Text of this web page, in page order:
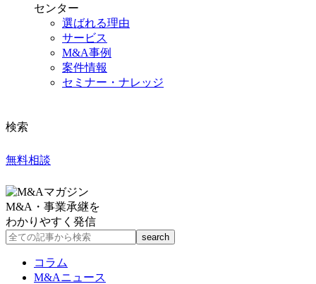
センター
選ばれる理由
サービス
M&A事例
案件情報
セミナー・ナレッジ
検索
無料相談
M&A・事業承継を
わかりやすく発信
コラム
M&Aニュース